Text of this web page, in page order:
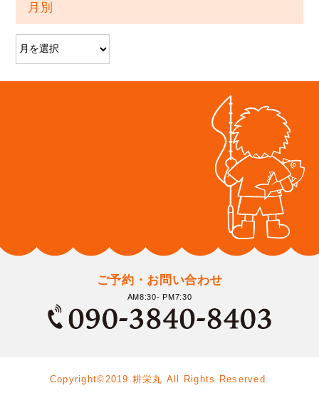
月別
ご予約・お問い合わせ
AM8:30- PM7:30
Copyright©2019.耕栄丸 All Rights Reserved.